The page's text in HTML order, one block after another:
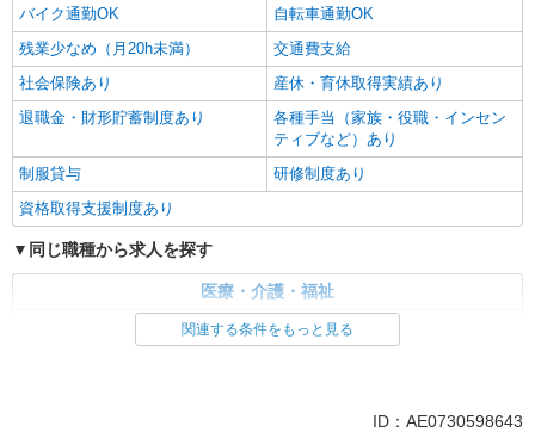
バイク通勤OK
自転車通勤OK
残業少なめ（月20h未満）
交通費支給
社会保険あり
産休・育休取得実績あり
退職金・財形貯蓄制度あり
各種手当（家族・役職・インセン
ティブなど）あり
制服貸与
研修制度あり
資格取得支援制度あり
同じ職種から求人を探す
医療・介護・福祉
関連する条件をもっと見る
ID：AE0730598643